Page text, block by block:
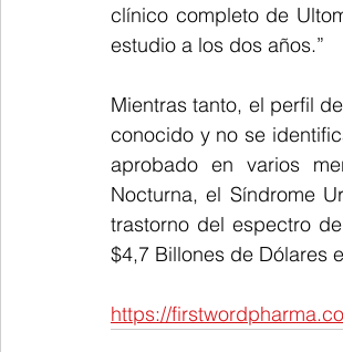
clínico completo de
estudio a los dos años.”
Mientras tanto, el perfil
conocido y no se
aprobado en varios
Nocturna, el Síndrome
trastorno del espectro
$4,7 Billones de Dólares
https://